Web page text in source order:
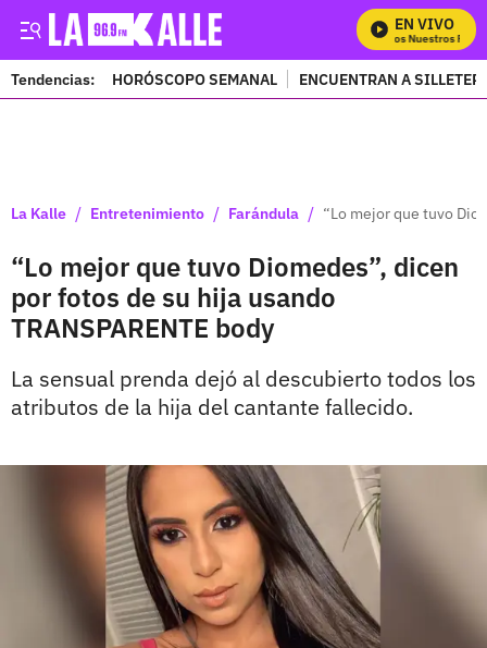
EN VIVO
Mira Todos Nuestros
Tendencias: HORÓSCOPO SEMANAL ENCUENTRAN A
La Kalle / Entretenimiento / Farándula / “Lo mejor que tuvo
“Lo mejor que tuvo Diomedes”, dicen
por fotos de su hija usando
TRANSPARENTE body
La sensual prenda dejó al descubierto todos los
atributos de la hija del cantante fallecido.